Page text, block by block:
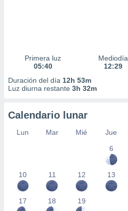
Primera luz
05:40
Mediodía
12:29
Duración del día 12h 53m
Luz diurna restante 3h 32m
Calendario lunar
Lun Mar Mié Jue
6
10 11 12 13
17 18 19